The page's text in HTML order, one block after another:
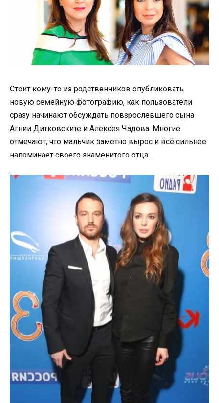
Стоит кому-то из родственников опубликовать
новую семейную фотографию, как пользователи
сразу начинают обсуждать повзрослевшего сына
Агнии Дитковските и Алексея Чадова. Многие
отмечают, что мальчик заметно вырос и всё сильнее
напоминает своего знаменитого отца.